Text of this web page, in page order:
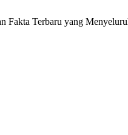
Terbaru yang